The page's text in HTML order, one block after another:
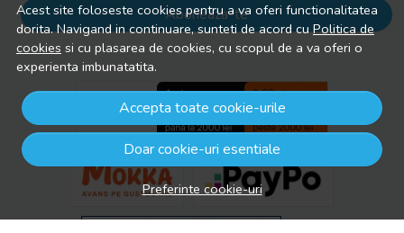
Acest site foloseste cookies pentru a va oferi functionalitatea
dorita. Navigand in continuare, sunteti de acord cuPolitica de
cookies si cu plasarea de cookies, cu scopul de a va oferi o
experienta imbunatatita.
Accepta toate cookie-urile
Doar cookie-uri esentiale
Preferinte cookie-uri
Aboneaza-te